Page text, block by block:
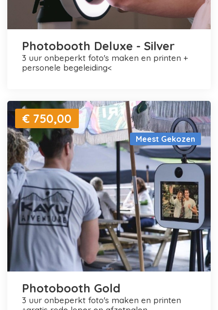
Photobooth Deluxe - Silver
3 uur onbeperkt foto's maken en printen +
personele begeleiding<
Meest Gekozen
€ 750,00
Photobooth Gold
3 uur onbeperkt foto's maken en printen